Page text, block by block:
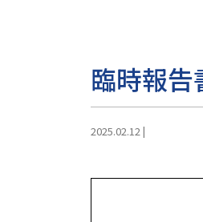
臨時報告
2025.02.12|